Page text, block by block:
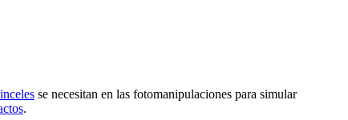
se necesitan en las fotomanipulaciones para simular
.